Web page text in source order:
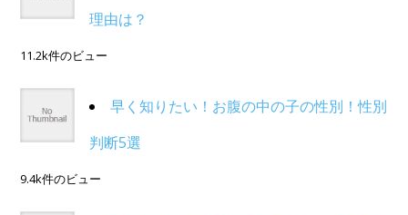
理由は？
11.2k件のビュー
早く知りたい！お腹の中の子の性別！性別
判断5選
9.4k件のビュー